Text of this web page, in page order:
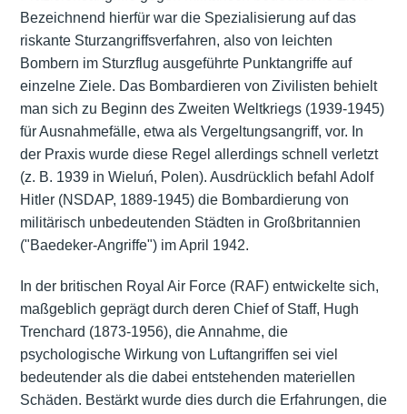
Bezeichnend hierfür war die Spezialisierung auf das
riskante Sturzangriffsverfahren, also von leichten
Bombern im Sturzflug ausgeführte Punktangriffe auf
einzelne Ziele. Das Bombardieren von Zivilisten behielt
man sich zu Beginn des Zweiten Weltkriegs (1939-1945)
für Ausnahmefälle, etwa als Vergeltungsangriff, vor. In
der Praxis wurde diese Regel allerdings schnell verletzt
(z. B. 1939 in Wieluń, Polen). Ausdrücklich befahl Adolf
Hitler (NSDAP, 1889-1945) die Bombardierung von
militärisch unbedeutenden Städten in Großbritannien
("Baedeker-Angriffe") im April 1942.
In der britischen Royal Air Force (RAF) entwickelte sich,
maßgeblich geprägt durch deren Chief of Staff, Hugh
Trenchard (1873-1956), die Annahme, die
psychologische Wirkung von Luftangriffen sei viel
bedeutender als die dabei entstehenden materiellen
Schäden. Bestärkt wurde dies durch die Erfahrungen, die